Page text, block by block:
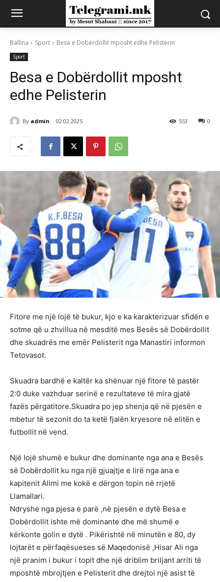
Ballina Sport Besa e Dobërdollit mposht edhe Pelisterin
Sport
Besa e Dobërdollit mposht
edhe Pelisterin
By admin 02.02.2025 0
553
Fitore me një lojë të bukur, kjo e ka karakterizuar sfidën e
sotme që u zhvillua në mesditë mes Besës së Dobërdollit
dhe skuadrës me emër Pelisterit nga Manastiri informon
Tetovasot.
Skuadra bardhë e kaltër ka shënuar një fitore të pastër
2:0 duke vazhduar serinë e rezultateve të mira gjatë
fazës përgatitore.Skuadra po jep shenja që në pjesën e
mbetur të sezonit do ta ketë fjalën kryesore në elitën e
futbollit në vend.
Një lojë shumë e bukur dhe dominante nga ana e Besës
së Dobërdollit ku nga një gjuajtje e lirë nga ana e
kapitenit Alimi me kokë e dërgon topin në rrjetë
Llamallari.
Ndryshe nga pjesa e parë ,në pjesën e dytë Besa e
Dobërdollit ishte më dominante dhe më shumë e
kërkonte golin e dytë . Pikërishtë në minutën e 80, dy
lojtarët e përfaqësueses së Maqedonisë ,Hisar Ali nga
një pranim i bukur i topit dhe një driblim briljant arriti të
mposhtë mbrojtjen e Pelisterit dhe drejtoi një asist të